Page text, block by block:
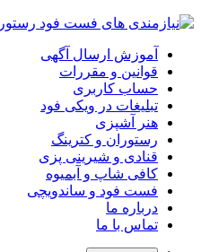
آموزش ارسال آگهی
قوانین و مقررات
حساب کاربری
تبلیغات در ویکی فود
هنر آشپزی
رستوران و کترینگ
قنادی و شیرینی پزی
کافی شاپ و آبمیوه
فست فود و ساندویچی
درباره ما
تماس با ما